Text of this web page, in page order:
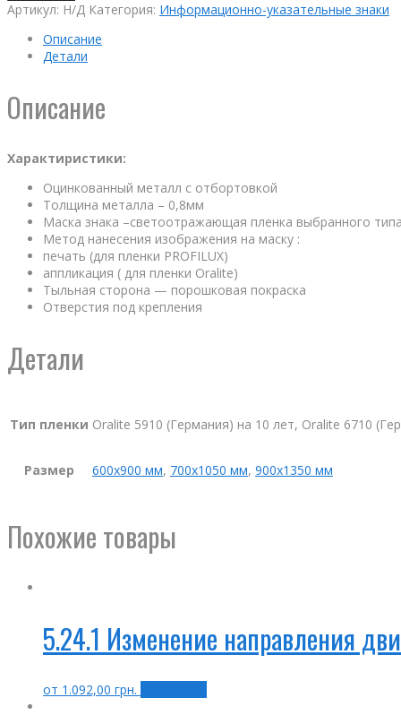
Артикул: Н/Д Категория: Информационно-указательные знаки
Описание
Детали
Описание
Характиристики:
Оцинкованный металл с отбортовкой
Толщина металла – 0,8мм
Маска знака –светоотражающая пленка выбранного
Метод нанесения изображения на маску :
печать (для пленки PROFILUX)
аппликация ( для пленки Oralite)
Тыльная сторона — порошковая покраска
Отверстия под крепления
Детали
Тип пленки Oralite 5910 (Германия) на 10 лет, Oralite 6710
Размер 600х900 мм, 700х1050 мм, 900х1350 мм
Похожие товары
5.24.1 Изменение направления
от 1.092,00 грн.